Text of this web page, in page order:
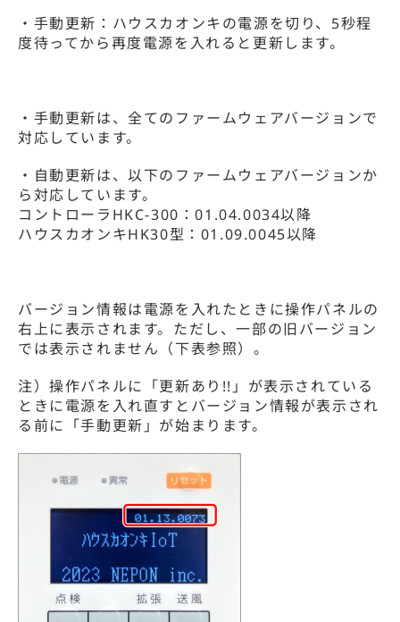
・手動更新：ハウスカオンキの電源を切り、5秒程
度待ってから再度電源を入れると更新します。
・手動更新は、全てのファームウェアバージョンで
対応しています。
・自動更新は、以下のファームウェアバージョンか
ら対応しています。
コントローラHKC-300：01.04.0034以降
ハウスカオンキHK30型：01.09.0045以降
バージョン情報は電源を入れたときに操作パネルの
右上に表示されます。ただし、一部の旧バージョン
では表示されません（下表参照）。
注）操作パネルに「更新あり!!」が表示されている
ときに電源を入れ直すとバージョン情報が表示され
る前に「手動更新」が始まります。